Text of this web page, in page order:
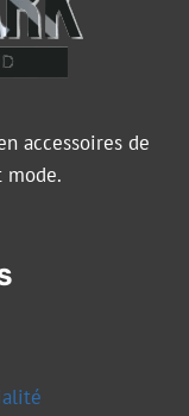
accessoires de
mode.